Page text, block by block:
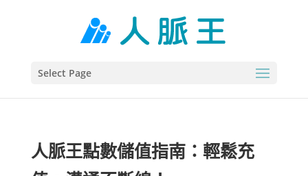
Select Page
人脈王點數儲值指南：輕鬆充